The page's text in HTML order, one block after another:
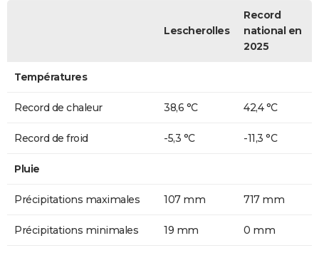
Lescherolles
Record
national en
2025
Températures
Record de chaleur 38,6 °C 42,4 °C
Record de froid -5,3 °C -11,3 °C
Pluie
Précipitations maximales 107 mm 717 mm
Précipitations minimales 19 mm 0 mm